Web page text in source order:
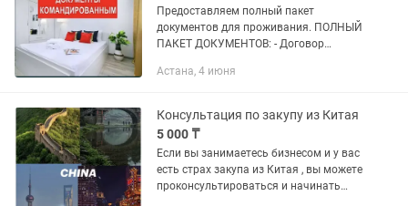
Предоставляем полный пакет
документов для проживания. ПОЛНЫЙ
ПАКЕТ ДОКУМЕНТОВ: - Договор
- Акт выполненных работ, - квитанция, -
Астана, 4 июня
Консультация по закупу из Китая
5 000 ₸
Если вы занимаетесь бизнесом и у вас
есть страх закупа из Китая , вы можете
проконсультироваться и начинать